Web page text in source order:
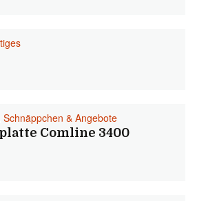
Schnäppchen & Angebote
Comline 3400